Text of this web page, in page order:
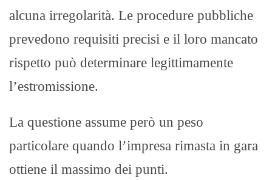
alcuna irregolarità. Le procedure pubbliche
prevedono requisiti precisi e il loro mancato
rispetto può determinare legittimamente
l’estromissione.
La questione assume però un peso
particolare quando l’impresa rimasta in gara
ottiene il massimo dei punti.